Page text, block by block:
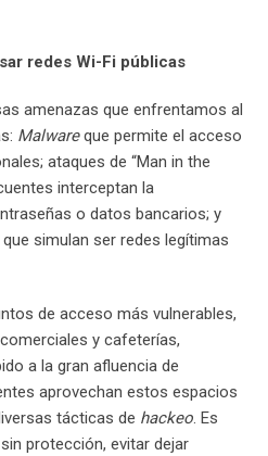
redes Wi-Fi públicas
amenazas que enfrentamos al
Malwareque permite el acceso
ataques de “Man in the
interceptan la
o datos bancarios; y
que simulan ser redes legítimas
de acceso más vulnerables,
y cafeterías,
a la gran afluencia de
aprovechan estos espacios
tácticas de hackeo. Es
protección, evitar dejar